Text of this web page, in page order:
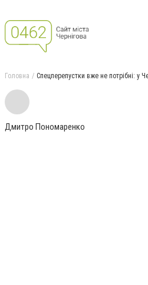
Головна Спецперепустки вже не потрібні: у
Дмитро Пономаренко